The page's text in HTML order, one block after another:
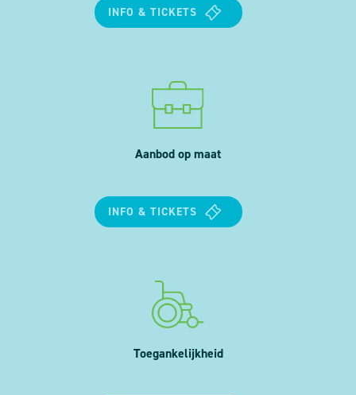
INFO & TICKETS
Aanbod op maat
INFO & TICKETS
Toegankelijkheid